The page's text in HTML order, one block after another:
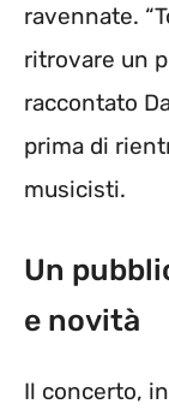
ravennate.
ritrovare un
raccontato
prima di
musicisti.
Un
e novità
Il concerto,